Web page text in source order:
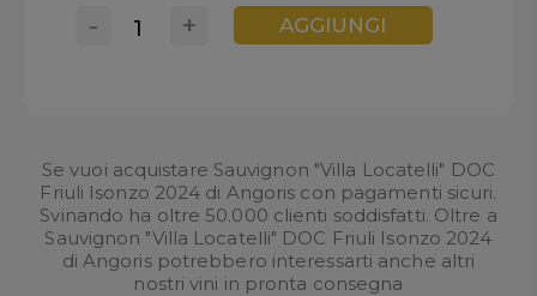
+
- AGGIUNGI
Se vuoi acquistare Sauvignon "Villa Locatelli" DOC
Friuli Isonzo 2024 di Angoris con pagamenti sicuri.
Svinando ha oltre 50.000 clienti soddisfatti. Oltre a
Sauvignon "Villa Locatelli" DOC Friuli Isonzo 2024
di Angoris potrebbero interessarti anche altri
nostrivini in pronta consegna